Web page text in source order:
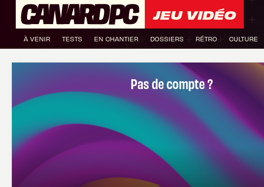
JEU VIDÉO
À VENIR TESTS EN CHANTIER DOSSIERS RÉTRO CULTURE
Pas de compte ?